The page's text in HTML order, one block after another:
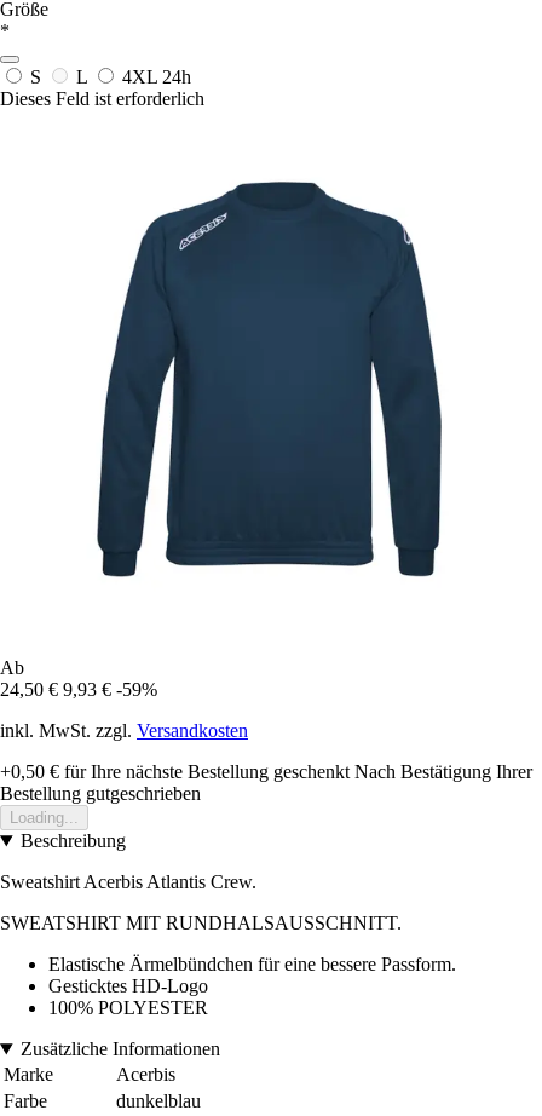
Größe
*
S L 4XL 24h
Dieses Feld ist erforderlich
Ab
24,50 € 9,93 € -59%
inkl. MwSt. zzgl. Versandkosten
+0,50 € für Ihre nächste Bestellung geschenkt Nach Bestätigung Ihrer
Bestellung gutgeschrieben
Loading...
Beschreibung
Sweatshirt Acerbis Atlantis Crew.
SWEATSHIRT MIT RUNDHALSAUSSCHNITT.
Elastische Ärmelbündchen für eine bessere Passform.
Gesticktes HD-Logo
100% POLYESTER
Zusätzliche Informationen
Marke
Acerbis
Farbe
dunkelblau